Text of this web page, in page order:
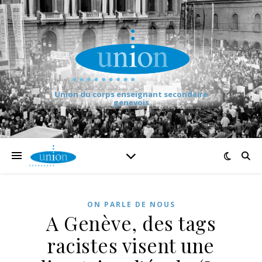
Union du corps enseignant secondaire
genevois
ON PARLE DE NOUS
A Genève, des tags
racistes visent une